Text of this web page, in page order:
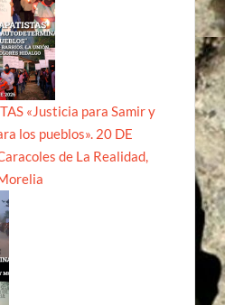
«Justicia para Samir y
los pueblos». 20 DE
de La Realidad,